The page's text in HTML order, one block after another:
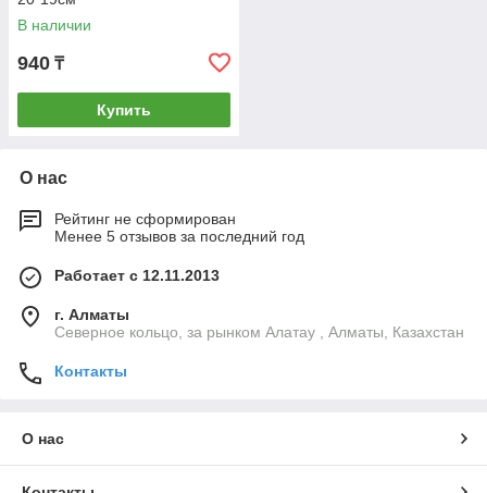
В наличии
940 ₸
Купить
О нас
Рейтинг не сформирован
Менее 5 отзывов за последний год
Работает с 12.11.2013
г. Алматы
Северное кольцо, за рынком Алатау , Алматы, Казахстан
Контакты
О нас